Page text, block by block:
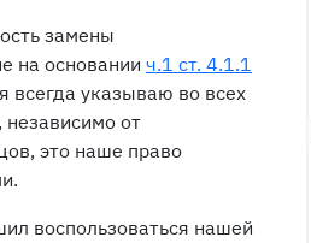
замены
на основании ч.1 ст. 4.1.1
всегда указываю во всех
от
это наше право
воспользоваться нашей